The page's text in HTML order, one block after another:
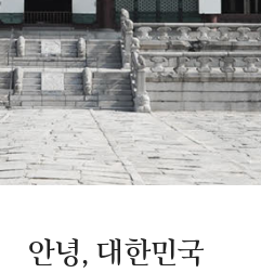
안녕, 대한민국